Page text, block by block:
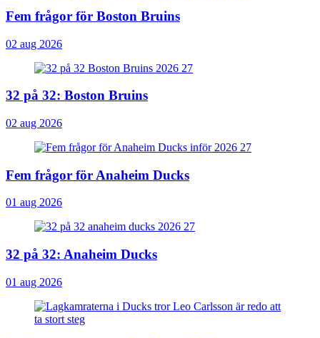
Fem frågor för Boston Bruins
02 aug 2026
32 på 32: Boston Bruins
02 aug 2026
Fem frågor för Anaheim Ducks
01 aug 2026
32 på 32: Anaheim Ducks
01 aug 2026